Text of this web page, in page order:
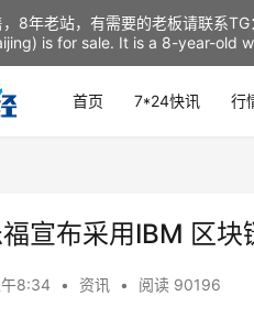
首页 7*24快讯 行
宣布采用IBM 区块
8:34 • 资讯 • 阅读 90196
8年老站，有需要的老板请联系
is for sale. It is a 8-year-old